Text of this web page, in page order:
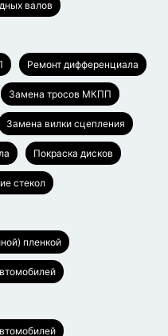
валов
Ремонт дифференциала
Замена тросов МКПП
Замена вилки сцепления
Покраска дисков
стекол
пленкой